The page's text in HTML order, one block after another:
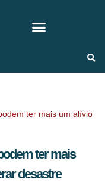
ter mais um alívio
ter mais
desastre